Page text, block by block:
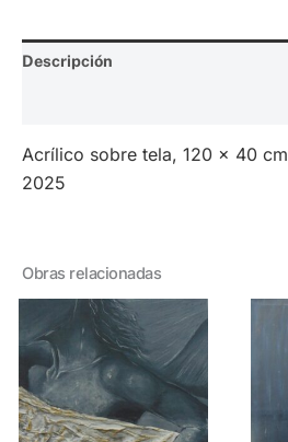
Descripción
Acrílico sobre tela, 120 x 40 cm
2025
Obras relacionadas